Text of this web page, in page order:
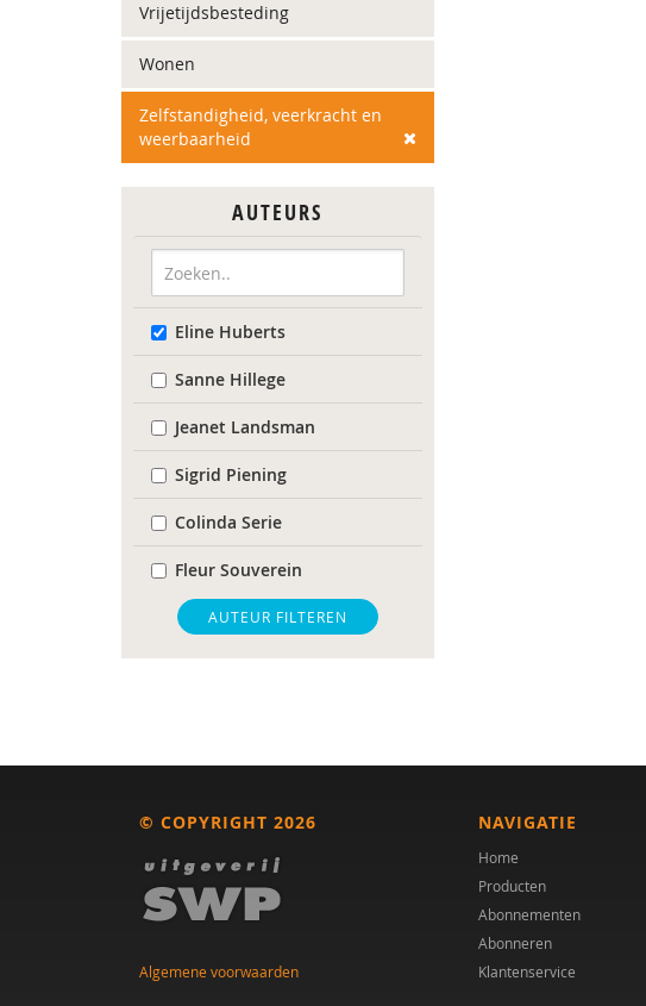
Vrijetijdsbesteding
Wonen
Zelfstandigheid, veerkracht en
weerbaarheid
AUTEURS
Eline Huberts
Sanne Hillege
Jeanet Landsman
Sigrid Piening
Colinda Serie
Fleur Souverein
Inge van Balkom
AUTEUR FILTEREN
© COPYRIGHT 2026
Algemene voorwaarden
NAVIGATIE
Home
Producten
Abonnementen
Abonneren
Klantenservice